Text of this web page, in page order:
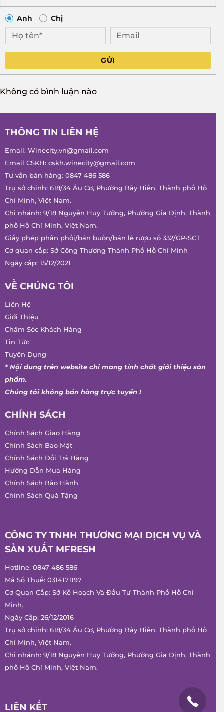
Anh Chị
GỬI
Không có bình luận nào
THÔNG TIN LIÊN HỆ
Email: Winecity.vn@gmail.com
Email CSKH: cskh.winecity@gmail.com
Tư vấn bán hàng: 0847 486 586
Trụ sở chính: 618/34 Âu Cơ, Phường Bảy Hiền, Thành phố Hồ
Chí Minh, Việt Nam.
Chi nhánh: 9/18 Nguyễn Huy Tưởng, Phường Gia Định, Thành
phố Hồ Chí Minh, Việt Nam.
Giấy phép phân phối/bán buôn/bán lẻ rượu số 332/GP-SCT
Cơ quan cấp: Sở Công Thương Thành Phố Hồ Chí Minh
Ngày cấp: 15/12/2021
VỀ CHÚNG TÔI
Liên Hệ
Giới Thiệu
Chăm Sóc Khách Hàng
Tin Tức
Tuyển Dụng
* Nội dung trên website chỉ mang tính chất giới thiệu sản
phẩm.
Chúng tôi không bán hàng trực tuyến !
CHÍNH SÁCH
Chính Sách Giao Hàng
Chính Sách Bảo Mật
Chính Sách Đổi Trả Hàng
Hướng Dẫn Mua Hàng
Chính Sách Bảo Hành
Chính Sách Quà Tặng
CÔNG TY TNHH THƯƠNG MẠI DỊCH VỤ VÀ
SẢN XUẤT MFRESH
Hotline: 0847 486 586
Mã Số Thuế: 0314171197
Cơ Quan Cấp: Sở Kế Hoạch Và Đầu Tư Thành Phố Hồ Chí
Minh.
Ngày Cấp: 26/12/2016
Trụ sở chính: 618/34 Âu Cơ, Phường Bảy Hiền, Thành phố Hồ
Chí Minh, Việt Nam.
Chi nhánh: 9/18 Nguyễn Huy Tưởng, Phường Gia Định, Thành
phố Hồ Chí Minh, Việt Nam.
LIÊN KẾT